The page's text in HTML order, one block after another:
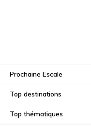
Prochaine Escale
Top destinations
Top thématiques